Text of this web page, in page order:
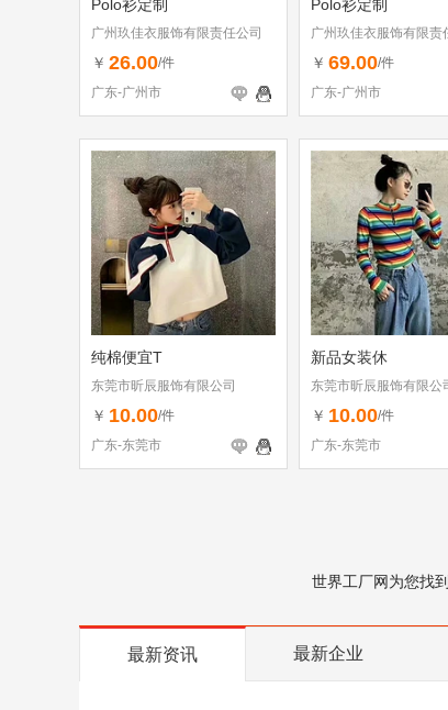
Polo衫定制
广州玖佳衣服饰有限责任公司
￥ 26.00/件
广东-广州市
Polo衫定制
广州玖佳衣服饰有限责
￥ 69.00/件
广东-广州市
纯棉便宜T
东莞市昕辰服饰有限公司
￥ 10.00/件
广东-东莞市
新品女装休
东莞市昕辰服饰有限公
￥ 10.00/件
广东-东莞市
世界工厂网为您找到
最新资讯 最新企业